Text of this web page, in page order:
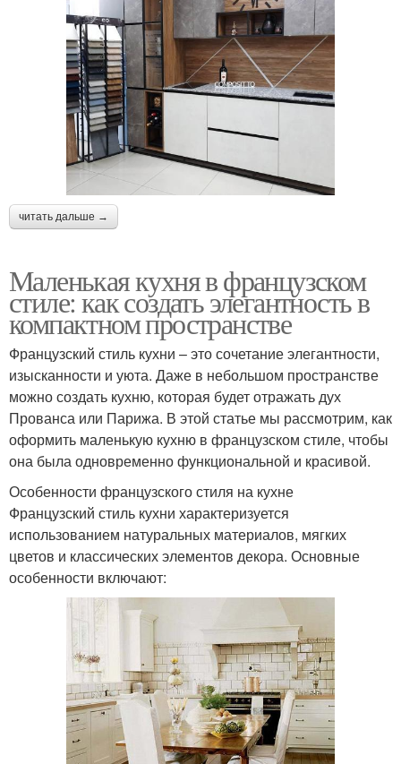
читать дальше →
Маленькая кухня в французском
стиле: как создать элегантность в
компактном пространстве
Французский стиль кухни – это сочетание элегантности,
изысканности и уюта. Даже в небольшом пространстве
можно создать кухню, которая будет отражать дух
Прованса или Парижа. В этой статье мы рассмотрим, как
оформить маленькую кухню в французском стиле, чтобы
она была одновременно функциональной и красивой.
Особенности французского стиля на кухне
Французский стиль кухни характеризуется
использованием натуральных материалов, мягких
цветов и классических элементов декора. Основные
особенности включают: